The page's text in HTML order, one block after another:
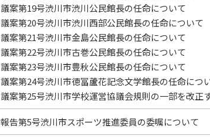
議案第19号渋川市渋川公民館長の任命について
議案第20号渋川市渋川西部公民館長の任命について
議案第21号渋川市金島公民館長の任命について
議案第22号渋川市古巻公民館長の任命について
議案第23号渋川市豊秋公民館長の任命について
議案第24号渋川市徳冨蘆花記念文学館長の任命につ
議案第25号渋川市学校運営協議会規則の一部を改正
報告第5号渋川市スポーツ推進委員の委嘱について